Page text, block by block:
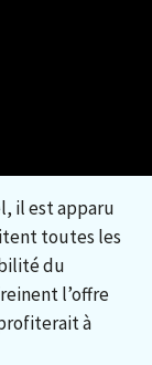
il est apparu
toutes les
du
l’offre
à